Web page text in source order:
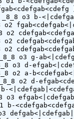
_8_8 o3 b-
o2
o2
o2
o2
_8_8 o3 g-
o3 d-
o2 a-
_8_8 o2 d-
b-
o3
b-
o3